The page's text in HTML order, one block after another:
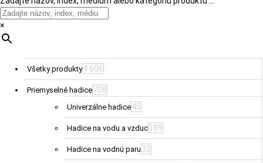
×
Všetky produkty4 606
Priemyselné hadice708
Univerzálne hadice45
Hadice na vodu a vzduc 189
Hadice na vodnú paru 32